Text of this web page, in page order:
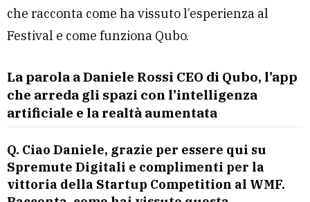
che racconta come ha vissuto l’esperienza al
Festival e come funziona Qubo.
La parola a Daniele Rossi CEO di Qubo, l’app
che arreda gli spazi con l’intelligenza
artificiale e la realtà aumentata
Q. Ciao Daniele, grazie per essere qui su
Spremute Digitali e complimenti per la
vittoria della Startup Competition al WMF.